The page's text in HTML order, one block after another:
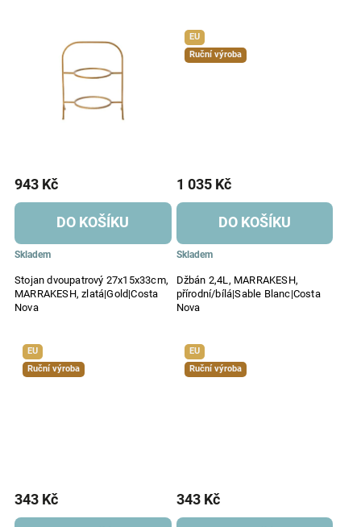
Stojan dvoupatrový 27x15x33cm,
MARRAKESH, zlatá|Gold|Costa
Nova
Skladem
943 Kč
DO KOŠÍKU
EU
Ruční výroba
Džbán 2,4L, MARRAKESH,
přírodní/bílá|Sable Blanc|Costa
Nova
Skladem
1 035 Kč
DO KOŠÍKU
EU
Ruční výroba
343 Kč
EU
Ruční výroba
343 Kč